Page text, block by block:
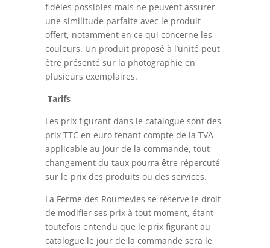
fidèles possibles mais ne peuvent assurer
une similitude parfaite avec le produit
offert, notamment en ce qui concerne les
couleurs. Un produit proposé à l’unité peut
être présenté sur la photographie en
plusieurs exemplaires.
Tarifs
Les prix figurant dans le catalogue sont des
prix TTC en euro tenant compte de la TVA
applicable au jour de la commande, tout
changement du taux pourra être répercuté
sur le prix des produits ou des services.
La Ferme des Roumevies se réserve le droit
de modifier ses prix à tout moment, étant
toutefois entendu que le prix figurant au
catalogue le jour de la commande sera le